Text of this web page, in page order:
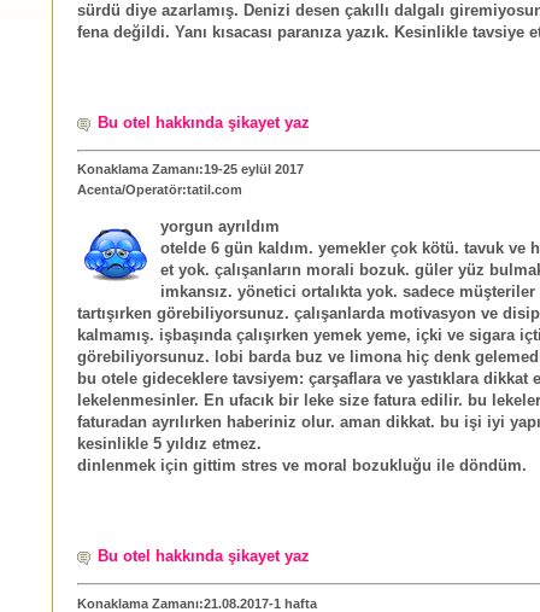
sürdü diye azarlamış. Denizi desen çakıllı dalgalı
fena değildi. Yanı kısacası paranıza yazık. Kesinlikle tavsiye
Bu otel hakkında şikayet yaz
Konaklama Zamanı:19-25 eylül 2017
Acenta/Operatör:tatil.com
yorgun ayrıldım
otelde 6 gün kaldım. yemekler çok kötü. tavuk ve
et yok. çalışanların morali bozuk. güler yüz
imkansız. yönetici ortalıkta yok. sadece müşteriler
tartışırken görebiliyorsunuz. çalışanlarda motivasyon ve
kalmamış. işbaşında çalışırken yemek yeme, içki ve sigara
görebiliyorsunuz. lobi barda buz ve limona hiç denk
bu otele gideceklere tavsiyem: çarşaflara ve yastıklara dikkat
lekelenmesinler. En ufacık bir leke size fatura edilir. bu
faturadan ayrılırken haberiniz olur. aman dikkat. bu işi iyi
kesinlikle 5 yıldız etmez.
dinlenmek için gittim stres ve moral bozukluğu ile döndüm.
Bu otel hakkında şikayet yaz
Konaklama Zamanı:21.08.2017-1 hafta